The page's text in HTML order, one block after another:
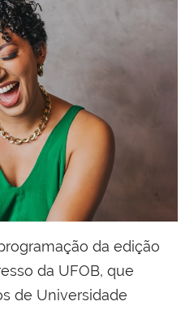
da edição
da UFOB, que
de Universidade